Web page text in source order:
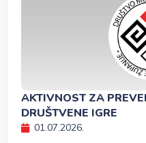
AKTIVNOST ZA
DRUŠTVENE IGRE
01.07.2026.